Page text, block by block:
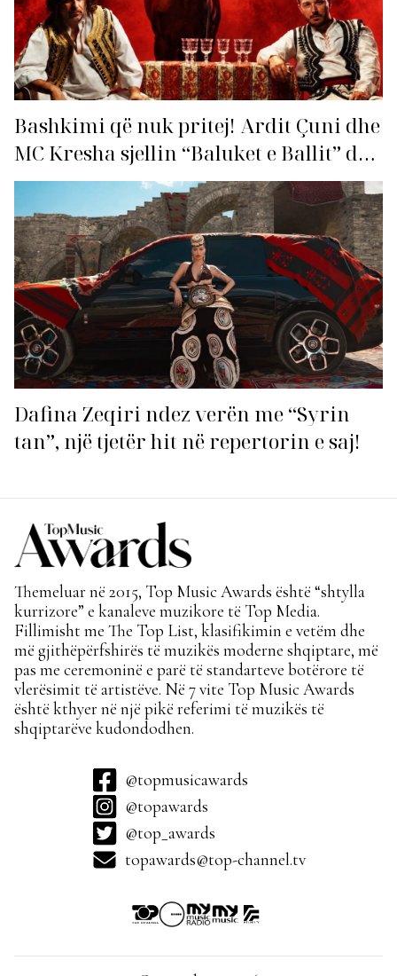
Bashkimi që nuk pritej! Ardit Çuni dhe
MC Kresha sjellin “Baluket e Ballit” dhe
ndezin rrjetin!
Dafina Zeqiri ndez verën me “Syrin
tan”, një tjetër hit në repertorin e saj!
Themeluar në 2015, Top Music Awards është “shtylla
kurrizore” e kanaleve muzikore të Top Media.
Fillimisht me The Top List, klasifikimin e vetëm dhe
më gjithëpërfshirës të muzikës moderne shqiptare, më
pas me ceremoninë e parë të standarteve botërore të
vlerësimit të artistëve. Në 7 vite Top Music Awards
është kthyer në një pikë referimi të muzikës të
shqiptarëve kudondodhen.
@topmusicawards
@topawards
@top_awards
topawards@top-channel.tv